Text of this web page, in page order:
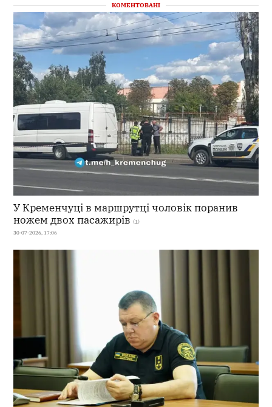
КОМЕНТОВАНІ
У Кременчуці в маршрутці чоловік поранив
ножем двох пасажирів (1)
30-07-2026, 17:06